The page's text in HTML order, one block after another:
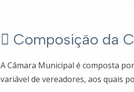
Composição da
A Câmara Municipal é composta
variável de vereadores, aos quais